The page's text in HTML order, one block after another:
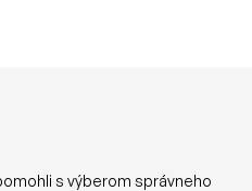
s výberom správneho